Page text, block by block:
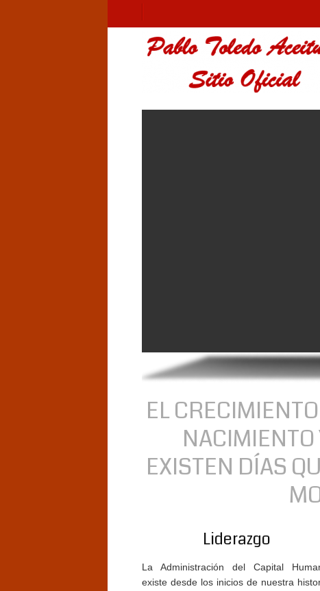
EL
EXISTEN DÍAS
Liderazgo
La Administración del Capital
existe desde los inicios de nuestra